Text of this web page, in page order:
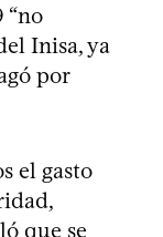
“no
Inisa, ya
por
el gasto
que se